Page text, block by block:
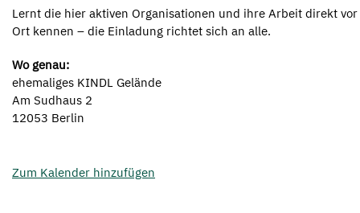
Lernt die hier aktiven Organisationen und ihre Arbeit direkt vor
Ort kennen – die Einladung richtet sich an alle.
Wo genau:
ehemaliges KINDL Gelände
Am Sudhaus 2
12053 Berlin
Zum Kalender hinzufügen